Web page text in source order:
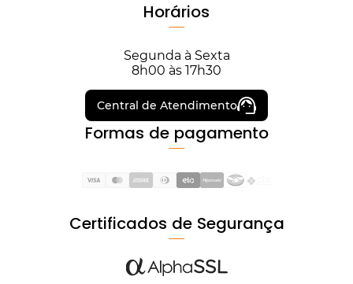
Horários
Segunda à Sexta
8h00 às 17h30
Central de Atendimento
Formas de pagamento
Certificados de Segurança